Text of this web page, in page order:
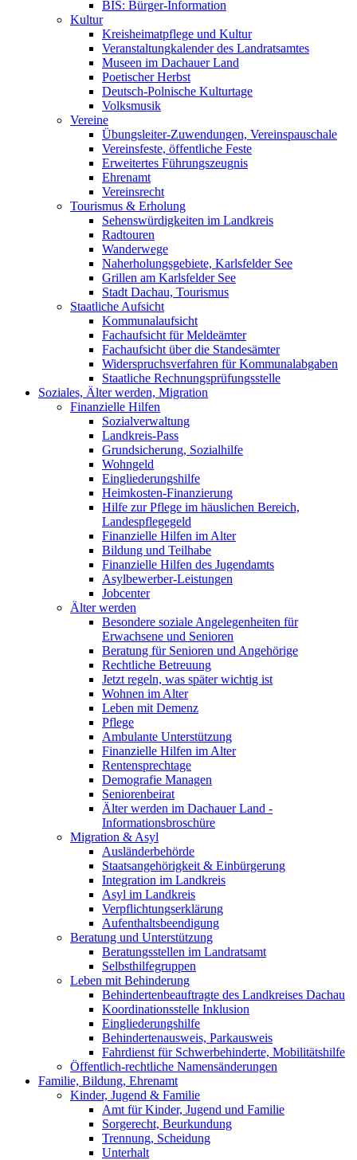
BIS: Bürger-Information
Kultur
Kreisheimatpflege und Kultur
Veranstaltungkalender des Landratsamtes
Museen im Dachauer Land
Poetischer Herbst
Deutsch-Polnische Kulturtage
Volksmusik
Vereine
Übungsleiter-Zuwendungen, Vereinspauschale
Vereinsfeste, öffentliche Feste
Erweitertes Führungszeugnis
Ehrenamt
Vereinsrecht
Tourismus & Erholung
Sehenswürdigkeiten im Landkreis
Radtouren
Wanderwege
Naherholungsgebiete, Karlsfelder See
Grillen am Karlsfelder See
Stadt Dachau, Tourismus
Staatliche Aufsicht
Kommunalaufsicht
Fachaufsicht für Meldeämter
Fachaufsicht über die Standesämter
Widerspruchsverfahren für Kommunalabgaben
Staatliche Rechnungsprüfungsstelle
Soziales, Älter werden, Migration
Finanzielle Hilfen
Sozialverwaltung
Landkreis-Pass
Grundsicherung, Sozialhilfe
Wohngeld
Eingliederungshilfe
Heimkosten-Finanzierung
Hilfe zur Pflege im häuslichen Bereich,
Landespflegegeld
Finanzielle Hilfen im Alter
Bildung und Teilhabe
Finanzielle Hilfen des Jugendamts
Asylbewerber-Leistungen
Jobcenter
Älter werden
Besondere soziale Angelegenheiten für
Erwachsene und Senioren
Beratung für Senioren und Angehörige
Rechtliche Betreuung
Jetzt regeln, was später wichtig ist
Wohnen im Alter
Leben mit Demenz
Pflege
Ambulante Unterstützung
Finanzielle Hilfen im Alter
Rentensprechtage
Demografie Managen
Seniorenbeirat
Älter werden im Dachauer Land -
Informationsbroschüre
Migration & Asyl
Ausländerbehörde
Staatsangehörigkeit & Einbürgerung
Integration im Landkreis
Asyl im Landkreis
Verpflichtungserklärung
Aufenthaltsbeendigung
Beratung und Unterstützung
Beratungsstellen im Landratsamt
Selbsthilfegruppen
Leben mit Behinderung
Behindertenbeauftragte des Landkreises Dachau
Koordinationsstelle Inklusion
Eingliederungshilfe
Behindertenausweis, Parkausweis
Fahrdienst für Schwerbehinderte, Mobilitätshilfe
Öffentlich-rechtliche Namensänderungen
Familie, Bildung, Ehrenamt
Kinder, Jugend & Familie
Amt für Kinder, Jugend und Familie
Sorgerecht, Beurkundung
Trennung, Scheidung
Unterhalt